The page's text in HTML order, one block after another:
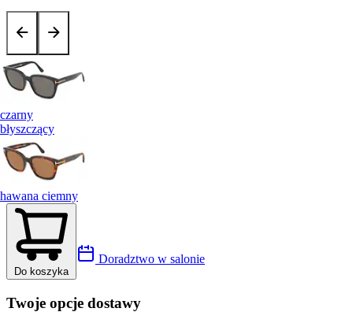
czarny
błyszczący
hawana ciemny
Do koszyka
Doradztwo w salonie
Twoje opcje dostawy